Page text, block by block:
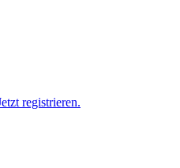
registrieren.